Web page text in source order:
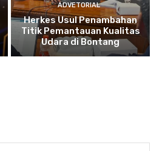
ADVETORIAL
Herkes Usul Penambahan
Titik Pemantauan Kualitas
Udara di Bontang